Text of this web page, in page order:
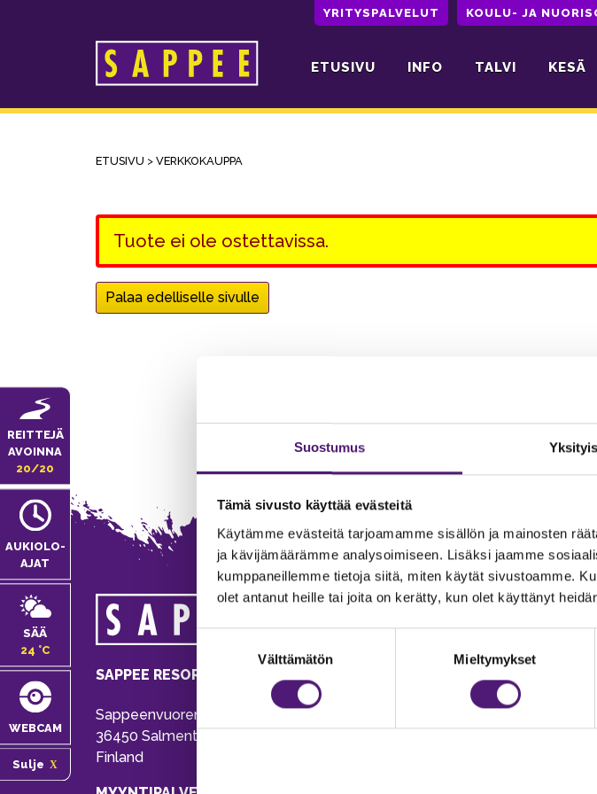
Suostumus
Tämä sivusto käyttää evästeitä
Käytämme evästeitä tarjoamamme sisällön ja mainosten
ja kävijämäärämme analysoimiseen. Lisäksi jaamme
kumppaneillemme tietoja siitä, miten käytät sivustoamme.
olet antanut heille tai joita on kerätty, kun olet käyttänyt
Välttämätön Mieltymykset
YRITYSPALVELUT KOULU- JA
Päävalikko ETUSIVU INFO TALVI KESÄ
REITTEJÄ
AVOINNA
20/20
AUKIOLO­
AJAT
SÄÄ
24 °C
WEBCAM
Sulje
ETUSIVU > VERKKOKAUPPA
Tuote ei ole ostettavissa.
Palaa edelliselle sivulle
SAPPEE RESORT
Sappeenvuorentie 200
36450 Salmentaka, Pälkäne
Finland
MAJOITUS
020 755 9975
majoitus@sappee.fi